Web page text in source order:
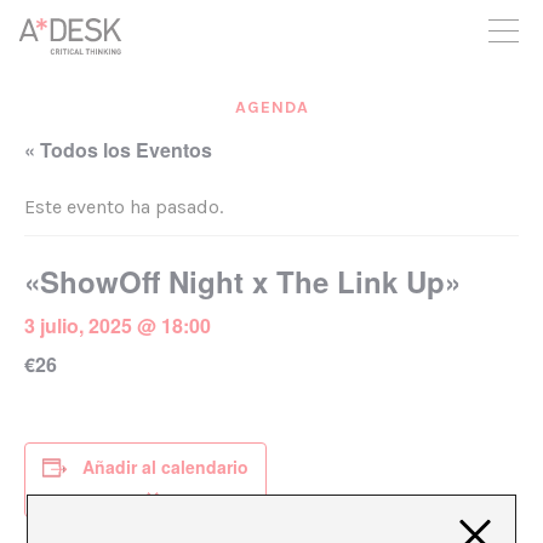
crees también en A*DESK seguimos necesitándote para poder
seguir adelante. Ahora puedes participar del proyecto y
apoyarlo.
AGENDA
« Todos los Eventos
Este evento ha pasado.
«ShowOff Night x The Link Up»
3 julio, 2025 @ 18:00
€26
Añadir al calendario